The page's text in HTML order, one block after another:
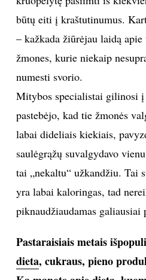
žmonės per mažai laiko
nereguliariai, padrikai. Kita
ribojimas vaikantis madų.
informacijos apie įvairias
pusiausvyrą, dar labiau
Dažnai viena dieta
kruopelytę pasiimti iš
būtų eiti į kraštutinumus.
– kažkada žiūrėjau laidą
žmones, kurie niekaip
Mitybos specialistai gilinosi
pastebėjo, kad tie žmonės